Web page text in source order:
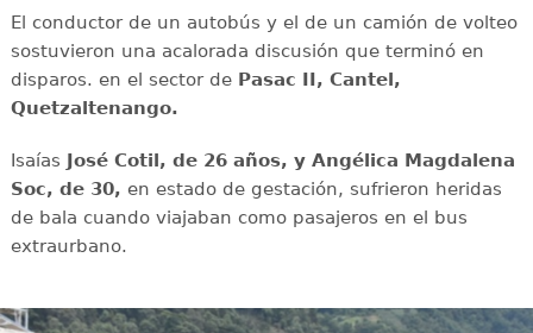
El conductor de un autobús y el de un camión de volteo
sostuvieron una acalorada discusión que terminó en
disparos. en el sector de Pasac II, Cantel,
Quetzaltenango.
Isaías
José Cotil, de 26 años, y Angélica Magdalena
Soc, de 30, en estado de gestación, sufrieron heridas
de bala cuando viajaban como pasajeros en el bus
extraurbano.